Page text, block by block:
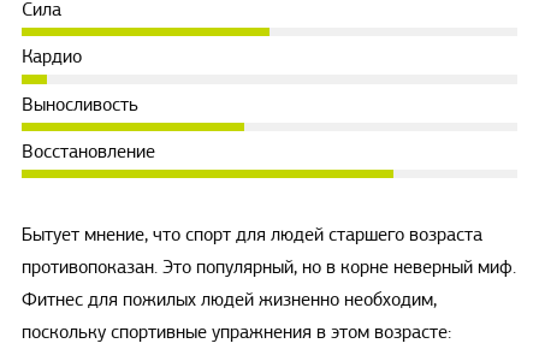
Сила
Кардио
Выносливость
Восстановление
Бытует мнение, что спорт для людей старшего возраста
противопоказан. Это популярный, но в корне неверный миф.
Фитнес для пожилых людей жизненно необходим,
поскольку спортивные упражнения в этом возрасте: